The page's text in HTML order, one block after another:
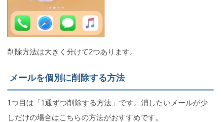
用
削除方法は大きく分けて2つあります。
メールを個別に削除する方法
1つ目は「1通ずつ削除する方法」です。消したいメールが少
しだけの場合はこちらの方法がおすすめです。